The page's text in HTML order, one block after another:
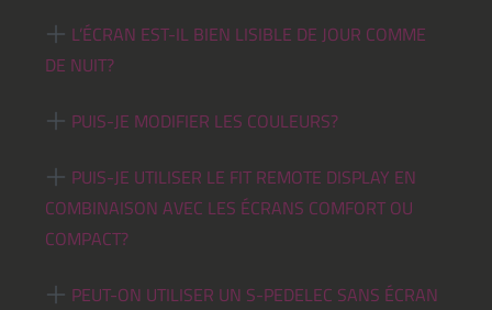
L’ÉCRAN EST-IL BIEN LISIBLE DE JOUR COMME
DE NUIT?
PUIS-JE MODIFIER LES COULEURS?
PUIS-JE UTILISER LE FIT REMOTE DISPLAY EN
COMBINAISON AVEC LES ÉCRANS COMFORT OU
COMPACT?
PEUT-ON UTILISER UN S-PEDELEC SANS ÉCRAN